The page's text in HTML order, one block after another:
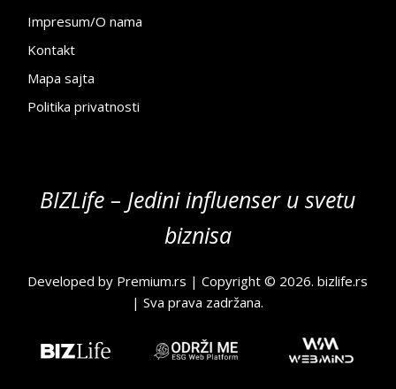
Impresum/O nama
Kontakt
Mapa sajta
Politika privatnosti
BIZLife – Jedini influenser u svetu
biznisa
Developed by Premium.rs | Copyright © 2026.bizlife.rs
| Sva prava zadržana.